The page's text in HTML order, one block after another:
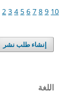
2 3 4 5 6 7 8 9 10
إنشاء طلب نشر
اللغة